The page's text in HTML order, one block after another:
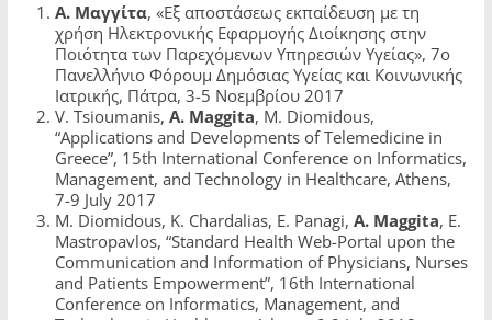
A. Μαγγίτα, «Εξ αποστάσεως εκπαίδευση με τη
χρήση Ηλεκτρονικής Εφαρμογής Διοίκησης στην
Ποιότητα των Παρεχόμενων Υπηρεσιών Υγείας», 7ο
Πανελλήνιο Φόρουμ Δημόσιας Υγείας και Κοινωνικής
Ιατρικής, Πάτρα, 3-5 Νοεμβρίου 2017
V. Tsioumanis, A. Maggita, M. Diomidous,
“Applications and Developments of Telemedicine in
Greece”, 15th International Conference on Informatics,
Management, and Technology in Healthcare, Athens,
7-9 July 2017
M. Diomidous, K. Chardalias, E. Panagi, A. Maggita, E.
Mastropavlos, “Standard Health Web-Portal upon the
Communication and Information of Physicians, Nurses
and Patients Empowerment”, 16th International
Conference on Informatics, Management, and